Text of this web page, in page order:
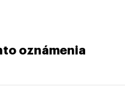
oznámenia